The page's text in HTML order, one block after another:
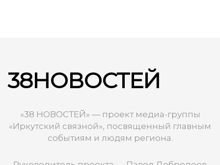
38НОВОСТЕЙ
«38 НОВОСТЕЙ» — проект медиа-группы
«Иркутский связной», посвященный главным
событиям и людям региона.